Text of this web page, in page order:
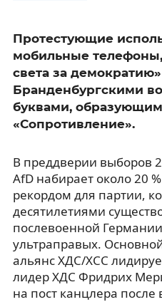
Протестующие
мобильные
света за
Бранденбургскими
буквами,
«Сопротивление».
В преддверии выборов
AfD набирает около 20
рекордом для партии,
десятилетиями
послевоенной
ультраправых.
альянс ХДС/ХСС
лидер ХДС Фридрих
на пост канцлера после